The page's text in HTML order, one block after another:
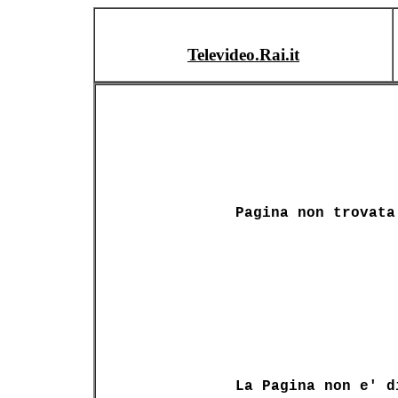
Televideo.Rai.it
Pagina non trovata
La Pagina non e'